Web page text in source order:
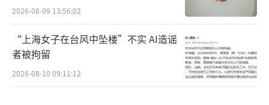
2026-08-09 13:56:02
“上海女子在台风中坠楼”不实 AI造谣
者被拘留
2026-08-10 09:11:12